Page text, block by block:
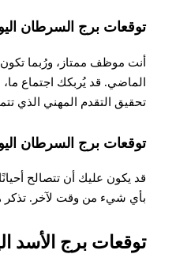
توقعات برج السرطان
أنت موظف ممتاز، ورُبما
الماضي. قد يُربكك اجتماع
تحقيق التقدم المهني الذي
توقعات برج السرطان
قد يكون عليك أن تتصالح
بأي شيء من وقت لآخر. تذكر
توقعات برج الأسد